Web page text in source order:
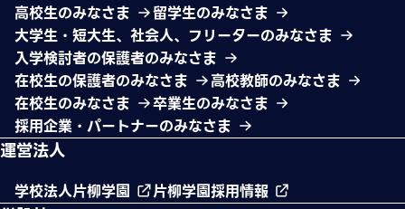
高校生のみなさま
留学生のみなさま
大学生・短大生、社会人、フリーターのみなさま
入学検討者の保護者のみなさま
在校生の保護者のみなさま
高校教師のみなさま
在校生のみなさま
卒業生のみなさま
採用企業・パートナーのみなさま
運営法人
学校法人片柳学園 片柳学園採用情報